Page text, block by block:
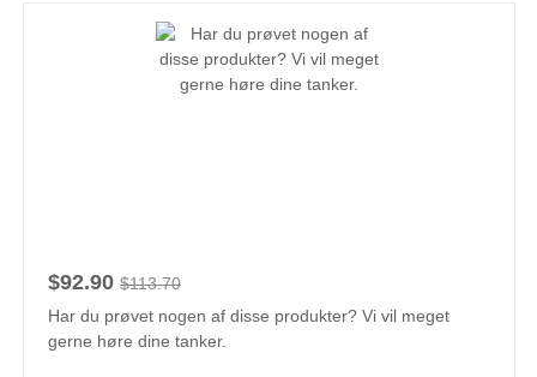
$92.90 $113.70
Har du prøvet nogen af disse produkter? Vi vil meget
gerne høre dine tanker.